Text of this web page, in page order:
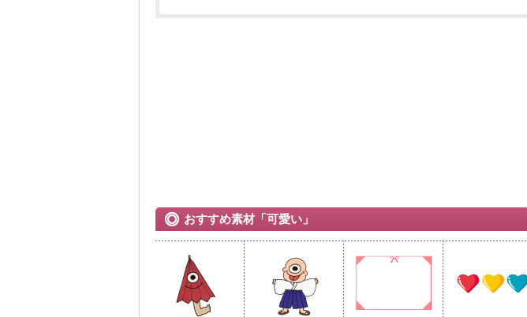
おすすめ素材「可愛い」